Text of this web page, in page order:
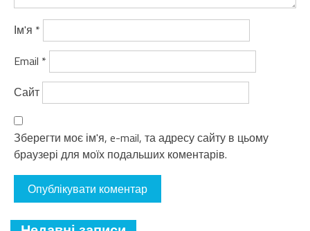
Ім'я *
Email *
Сайт
Зберегти моє ім'я, e-mail, та адресу сайту в цьому
браузері для моїх подальших коментарів.